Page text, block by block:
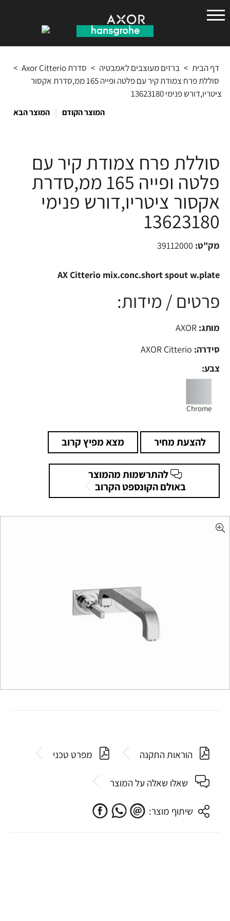
גרואה
דף הבית > ברזים מעוצבים לאמבטיה > סדרת Axor Citterio
>
סוללת פרח צמודת קיר עם פלטה ופייה 165 ממ,סדרת אקסור
ציטריו,דורש פנימי 13623180
המוצר הקודם | המוצר הבא
סוללת פרח צמודת קיר עם
פלטה ופייה 165 ממ,סדרת
אקסור ציטריו,דורש פנימי
13623180
מק"ט: 39112000
AX Citterio mix.conc.short spout w.plate
פרטים / מידות:
מותג:
סידרה:
צבע:
Chrome
להצעת מחיר מצא מפיץ קרוב
להתרשמות מהמוצר
באולם הקונספט הקרוב
הוראות התקנה מפרט טכני
שאלו שאלה על המוצר
שיתוף מוצר: